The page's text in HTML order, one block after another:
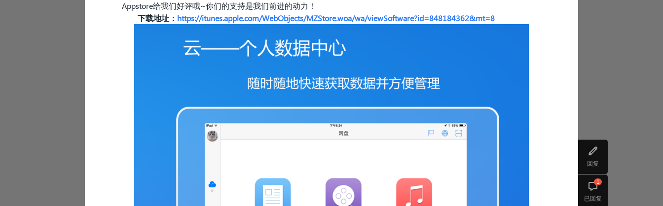
回复
已回复
1
Appstore给我们好评哦~你们的支持是我们前进的动力！
下载地址： https://itunes.apple.com/WebObjects/MZStore.woa/wa/viewSoftware?id=848184362&mt=8